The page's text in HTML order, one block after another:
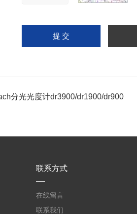
分光光度计dr3900/dr1900/dr900
联系方式
在线留言
联系我们